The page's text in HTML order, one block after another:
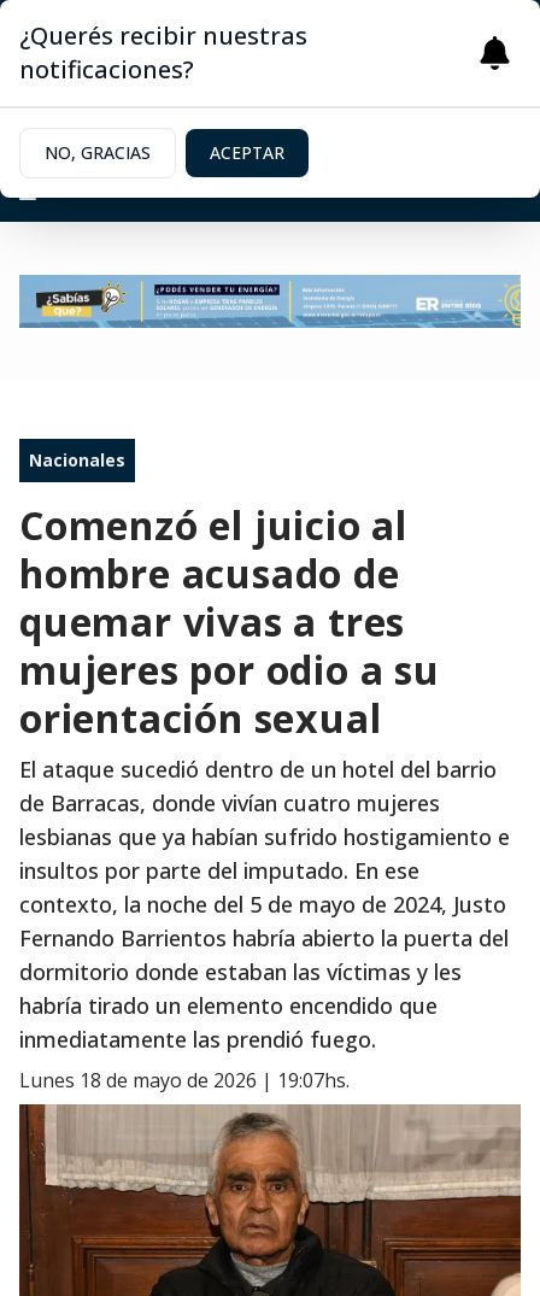
Nacionales
Comenzó el juicio al
hombre acusado de
quemar vivas a tres
mujeres por odio a su
orientación sexual
El ataque sucedió dentro de un hotel del barrio
de Barracas, donde vivían cuatro mujeres
lesbianas que ya habían sufrido hostigamiento e
insultos por parte del imputado. En ese
contexto, la noche del 5 de mayo de 2024, Justo
Fernando Barrientos habría abierto la puerta del
dormitorio donde estaban las víctimas y les
habría tirado un elemento encendido que
inmediatamente las prendió fuego.
lunes 18 de mayo de 2026 | 19:07hs.
¿Querés recibir nuestras
notificaciones?
NO, GRACIAS ACEPTAR